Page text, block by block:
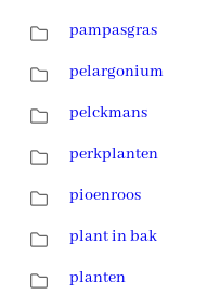
pampasgras
pelargonium
pelckmans
perkplanten
pioenroos
plant in bak
planten